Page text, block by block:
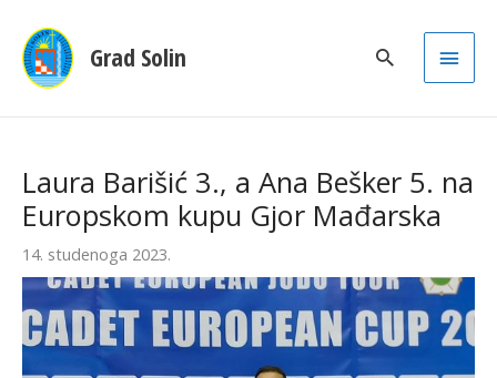
Grad Solin
Main
Laura Barišić 3., a Ana Bešker 5. na
Europskom kupu Gjor Mađarska
14. studenoga 2023.